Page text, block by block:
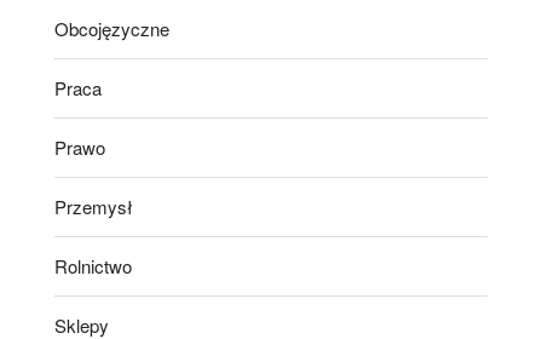
Obcojęzyczne
Praca
Prawo
Przemysł
Rolnictwo
Sklepy